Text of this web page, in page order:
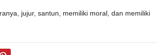
jujur, santun, memiliki moral, dan memiliki